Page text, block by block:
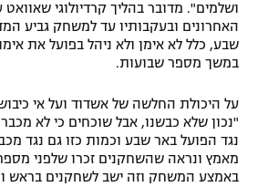
מדיניות פרטיות
רשיון להקרנה פומבית לבית עסק
הצטרפות לחבילת הערוצים
גיימינג E-Sports
ושלמים". מדובר בהליך קרדיולוגי
האחרונים ובעקבותיו עד למשחק גביע
שבע, כלל לא אימן ולא ניהל בפועל את
במשך מספר שבועות.
על היכולת החלשה של אשדוד ועל אי
"נכון שלא כבשנו, אבל שוכחים כי לא
נגד הפועל באר שבע וכמות כזו גם נגד
באמצע המשחק וזה ישב לשחקנים בראש